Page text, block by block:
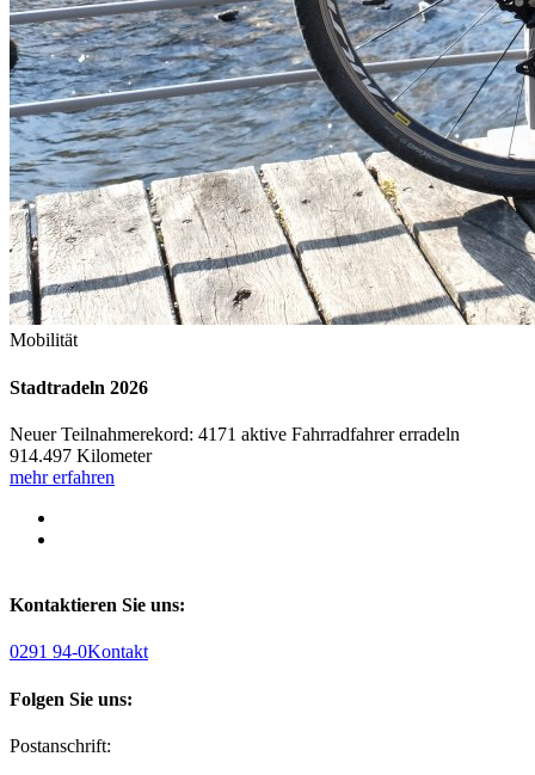
Mobilität
Stadtradeln 2026
Neuer Teilnahmerekord: 4171 aktive Fahrradfahrer erradeln
914.497 Kilometer
mehr erfahren
Kontaktieren Sie uns:
0291 94-0Kontakt
Folgen Sie uns:
Postanschrift: